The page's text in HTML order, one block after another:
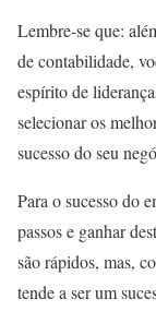
Lembre-se que:
de contabilidade,
espírito de
selecionar os
sucesso do seu
Para o sucesso do
passos e ganhar
são rápidos, mas,
tende a ser um